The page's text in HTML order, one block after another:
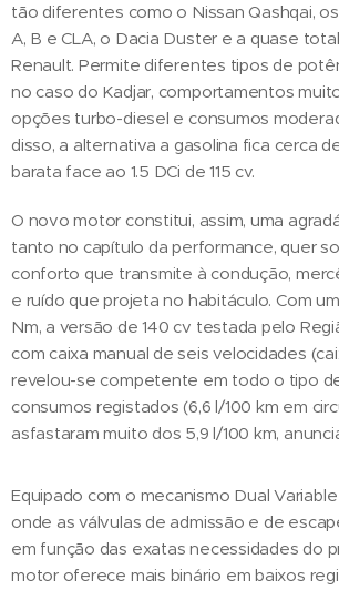
tão diferentes como o Nissan Qashqai,
A, B e CLA, o Dacia Duster e a quase
Renault. Permite diferentes tipos de
no caso do Kadjar, comportamentos
opções turbo-diesel e consumos
disso, a alternativa a gasolina fica cerca
barata face ao 1.5 DCi de 115 cv.
O novo motor constitui, assim, uma
tanto no capítulo da performance, quer
conforto que transmite à condução,
e ruído que projeta no habitáculo. Com
Nm, a versão de 140 cv testada pelo
com caixa manual de seis velocidades
revelou-se competente em todo o tipo
consumos registados (6,6 l/100 km em
asfastaram muito dos 5,9 l/100 km,
Equipado com o mecanismo Dual
onde as válvulas de admissão e de
em função das exatas necessidades do
motor oferece mais binário em baixos